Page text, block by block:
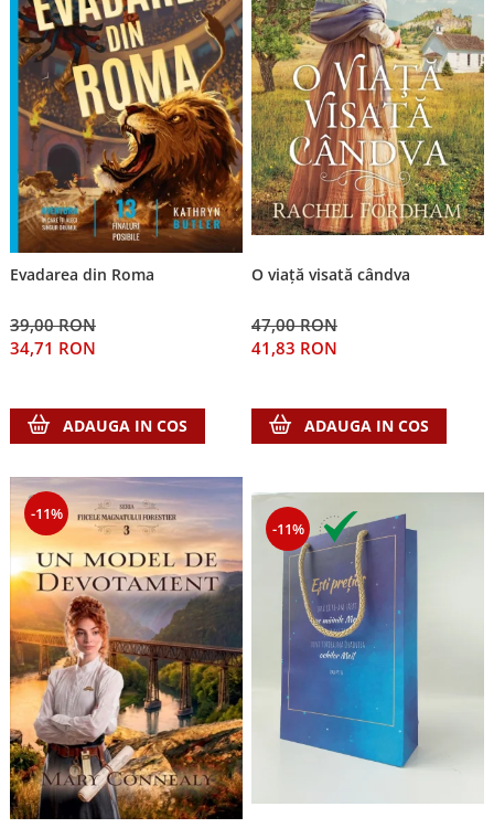
Evadarea din Roma
39,00 RON
34,71 RON
ADAUGA IN COS
O viață visată cândva
47,00 RON
41,83 RON
ADAUGA IN COS
-11%
-11%